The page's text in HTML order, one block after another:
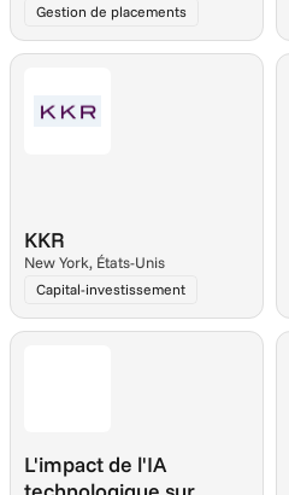
Gestion de placements
KKR
New York, États-Unis
Capital-investissement
L'impact de l'IA